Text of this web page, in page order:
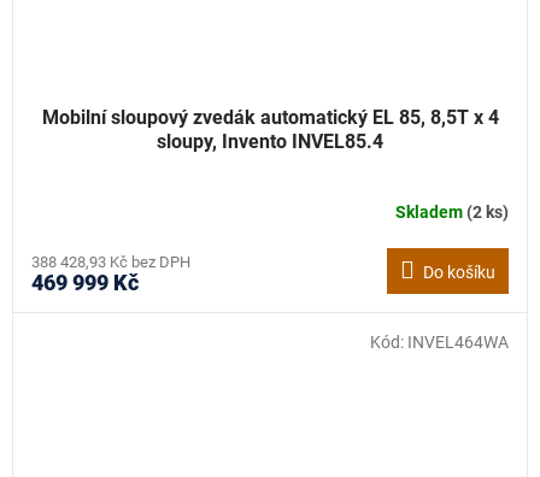
Mobilní sloupový zvedák automatický EL 85, 8,5T x 4
sloupy, Invento INVEL85.4
Skladem(2 ks)
388 428,93 Kč bez DPH
469 999 Kč Do košíku
Kód: INVEL464WA